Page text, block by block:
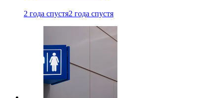
2 года спустя2 года спустя